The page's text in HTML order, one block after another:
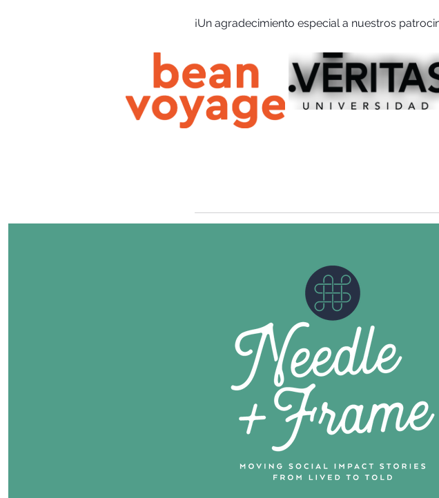
¡Un agradecimiento especial a nuestros